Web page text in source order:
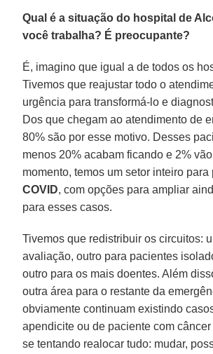
Qual é a situação do hospital de
você trabalha? É preocupante?
É, imagino que igual a de todos os
Tivemos que reajustar todo o
urgência para transformá-lo e
Dos que chegam ao atendimento de
80% são por esse motivo. Desses
menos 20% acabam ficando e 2%
momento, temos um setor inteiro
COVID, com opções para ampliar
para esses casos.
Tivemos que redistribuir os circuitos:
avaliação, outro para pacientes
outro para os mais doentes. Além
outra área para o restante da
obviamente continuam existindo
apendicite ou de paciente com
se tentando realocar tudo: mudar,